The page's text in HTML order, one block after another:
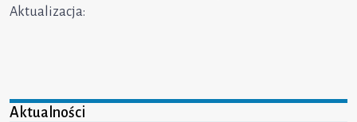
Aktualizacja:
Aktualności